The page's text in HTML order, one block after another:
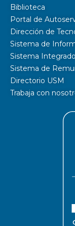
Biblioteca
Portal de
Dirección de
Sistema de
Sistema
Sistema de
Directorio USM
Trabaja con